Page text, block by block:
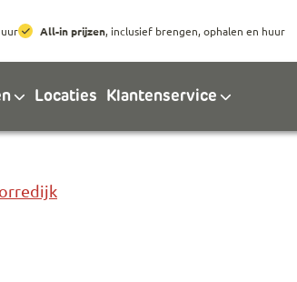
All-in prijzen, inclusief brengen, ophalen en huur
Locaties Klantenservice